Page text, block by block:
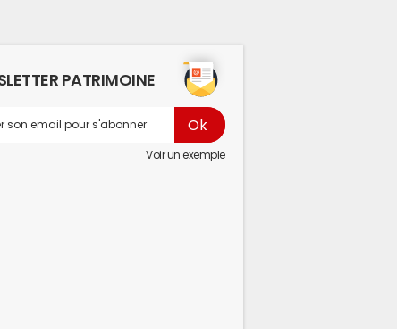
PATRIMOINE
Voir un exemple